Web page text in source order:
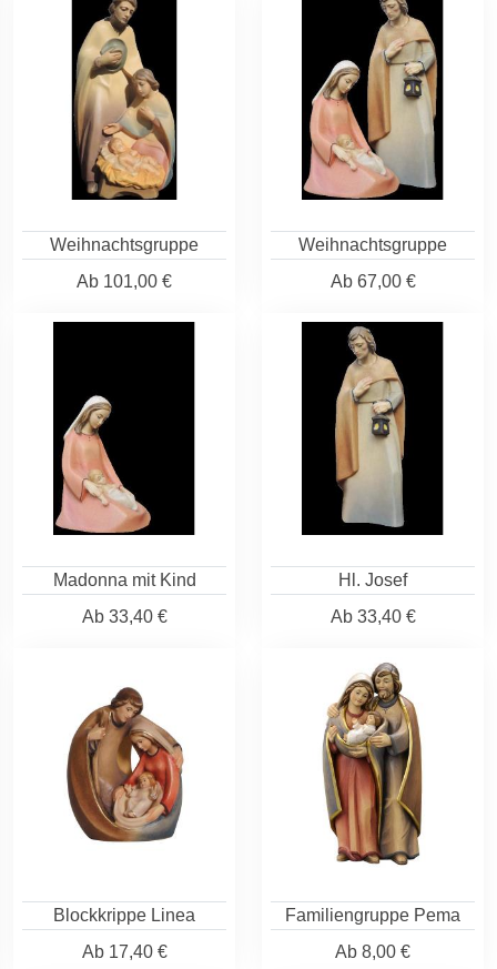
Weihnachtsgruppe
Ab 101,00 €
Weihnachtsgruppe
Ab67,00 €
Madonna mit Kind
Ab33,40 €
Hl. Josef
Ab33,40 €
Blockkrippe Linea
Ab17,40 €
Familiengruppe Pema
Ab 8,00 €